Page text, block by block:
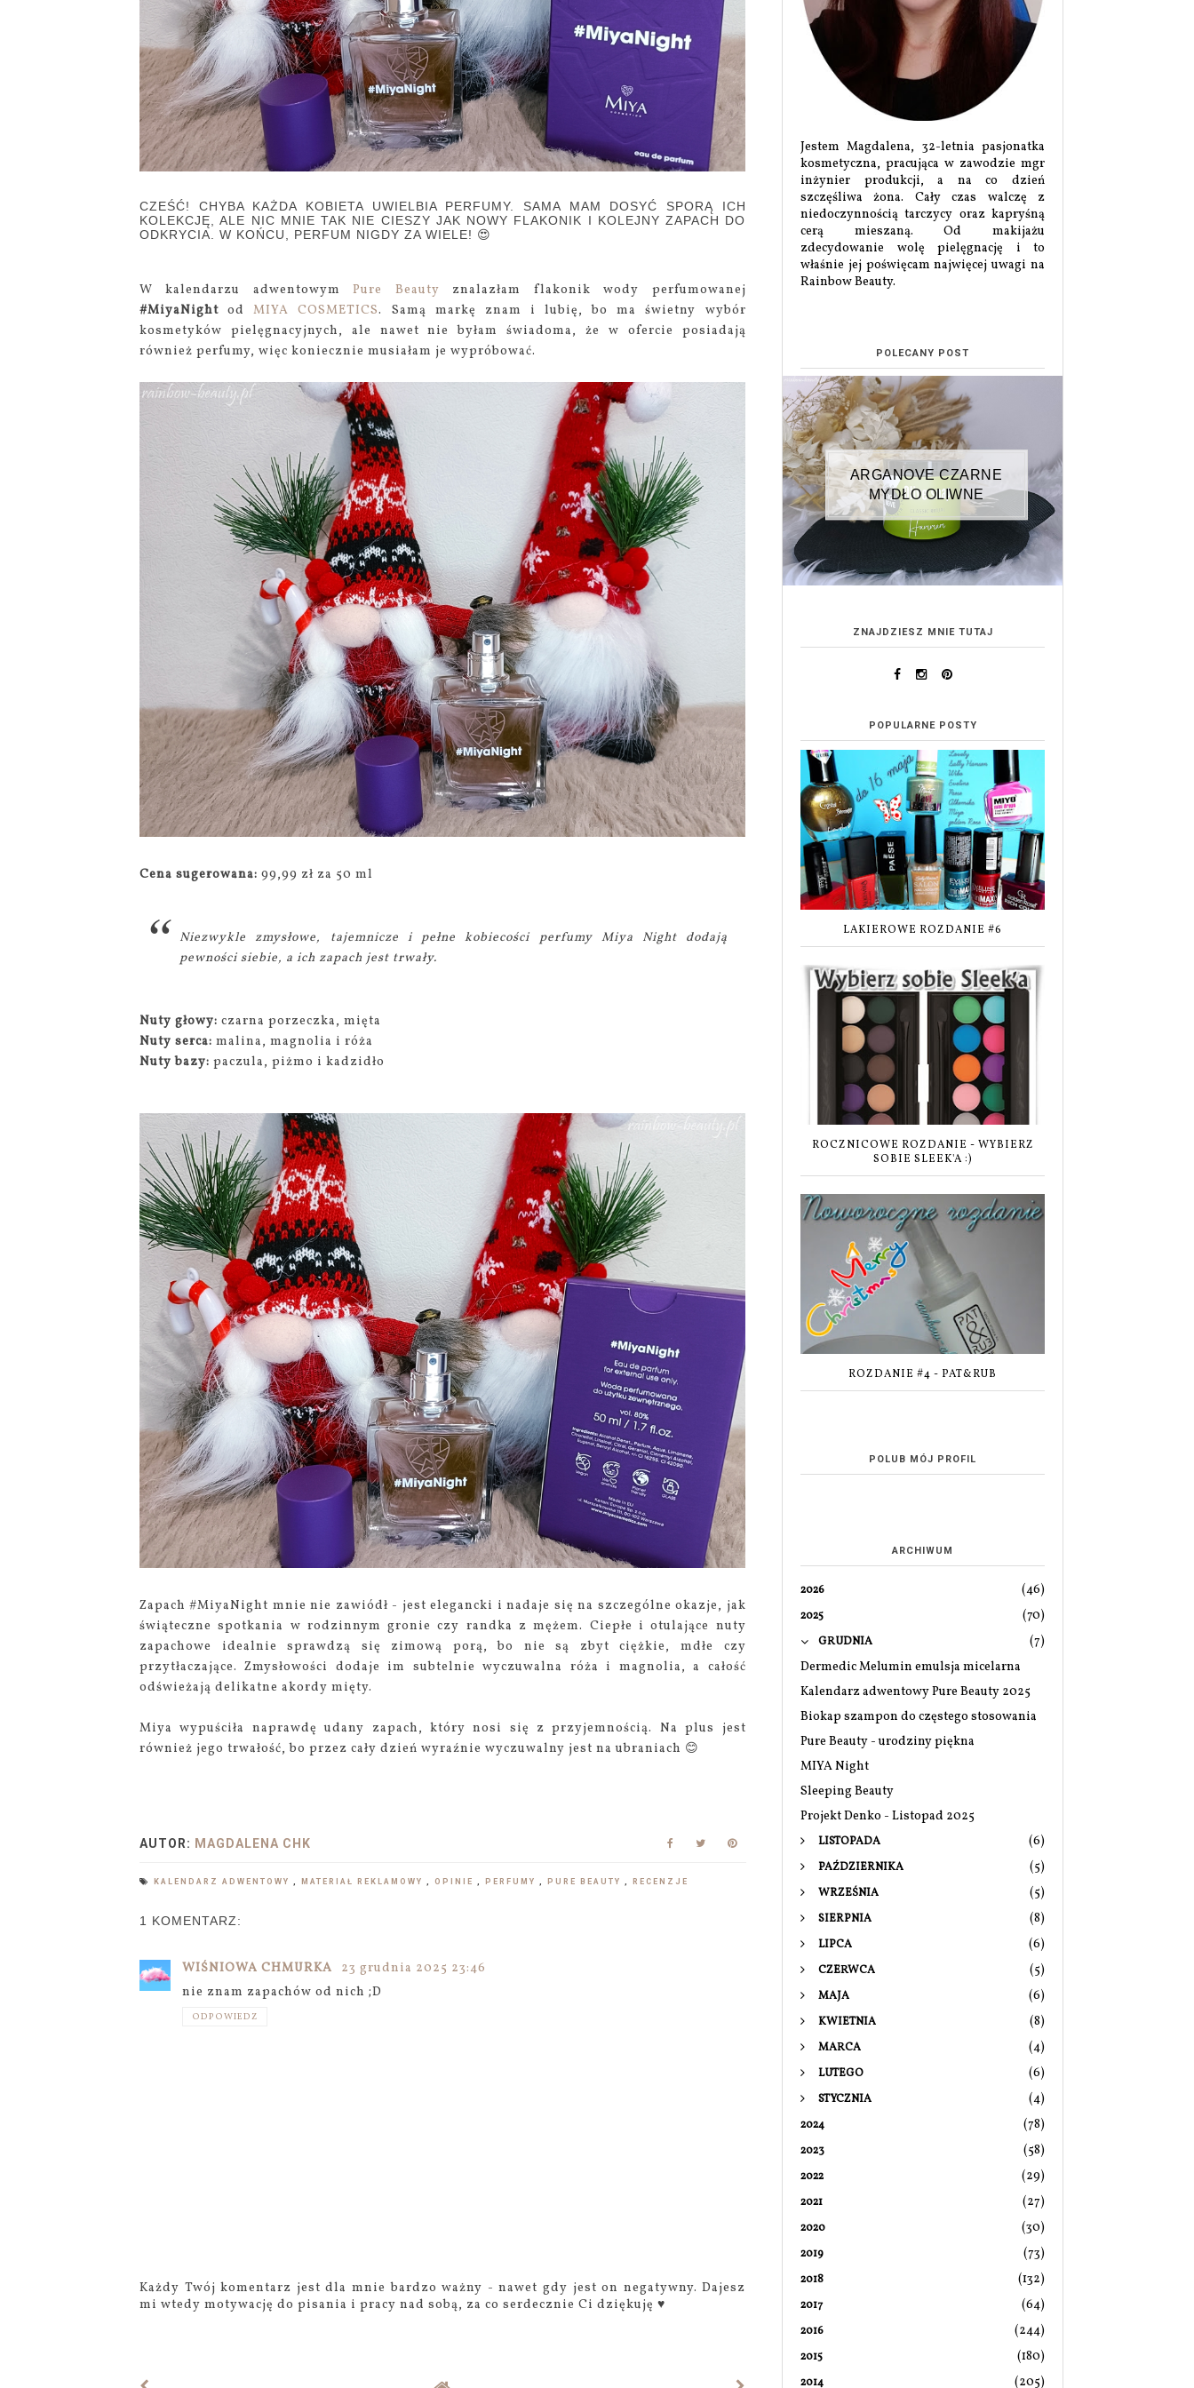
CZEŚĆ! CHYBA KAŻDA KOBIETA UWIELBIA PERFUMY. SAMA MAM DOSYĆ SPORĄ ICH
KOLEKCJĘ, ALE NIC MNIE TAK NIE CIESZY JAK NOWY FLAKONIK I KOLEJNY ZAPACH DO
ODKRYCIA. W KOŃCU, PERFUM NIGDY ZA WIELE! 😍
W kalendarzu adwentowymPure Beauty znalazłam flakonik wody perfumowanej
#MiyaNight odMIYA COSMETICS. Samą markę znam i lubię, bo ma świetny wybór
kosmetyków pielęgnacyjnych, ale nawet nie byłam świadoma, że w ofercie posiadają
również perfumy, więc koniecznie musiałam je wypróbować.
Cena sugerowana: 99,99 zł za 50 ml
Niezwykle zmysłowe, tajemnicze i pełne kobiecości perfumy Miya Night dodają
pewności siebie, a ich zapach jest trwały.
Nuty głowy: czarna porzeczka, mięta
Nuty serca: malina, magnolia i róża
Nuty bazy: paczula, piżmo i kadzidło
Zapach #MiyaNight mnie nie zawiódł - jest elegancki i nadaje się na szczególne okazje, jak
świąteczne spotkania w rodzinnym gronie czy randka z mężem. Ciepłe i otulające nuty
zapachowe idealnie sprawdzą się zimową porą, bo nie są zbyt ciężkie, mdłe czy
przytłaczające. Zmysłowości dodaje im subtelnie wyczuwalna róża i magnolia, a całość
odświeżają delikatne akordy mięty.
Miya wypuściła naprawdę udany zapach, który nosi się z przyjemnością. Na plus jest
również jego trwałość, bo przez cały dzień wyraźnie wyczuwalny jest na ubraniach 😊
AUTOR: MAGDALENA CHK
KALENDARZ ADWENTOWY MATERIAŁ REKLAMOWY OPINIE PERFUMY PURE BEAUTY RECENZJE
1 KOMENTARZ:
WIŚNIOWA CHMURKA
23 grudnia 2025 23:46
nie znam zapachów od nich ;D
ODPOWIEDZ
Każdy Twój komentarz jest dla mnie bardzo ważny - nawet gdy jest on negatywny. Dajesz
mi wtedy motywację do pisania i pracy nad sobą, za co serdecznie Ci dziękuję ♥
Jestem Magdalena, 32-letnia pasjonatka
kosmetyczna, pracująca w zawodzie mgr
inżynier produkcji, a na co dzień
szczęśliwa żona. Cały czas walczę z
niedoczynnością tarczycy oraz kapryśną
cerą mieszaną. Od makijażu
zdecydowanie wolę pielęgnację i to
właśnie jej poświęcam najwięcej uwagi na
Rainbow Beauty.
POLECANY POST
ARGANOVE CZARNE
MYDŁO OLIWNE
ZNAJDZIESZ MNIE TUTAJ
POPULARNE POSTY
LAKIEROWE ROZDANIE #6
ROCZNICOWE ROZDANIE - WYBIERZ
SOBIE SLEEK'A :)
ROZDANIE #4 - PAT&RUB
POLUB MÓJ PROFIL
ARCHIWUM
2026 (46)
2025 (70)
GRUDNIA
(7)
Dermedic Melumin emulsja micelarna
Kalendarz adwentowy Pure Beauty 2025
Biokap szampon do częstego stosowania
Pure Beauty - urodziny piękna
MIYA Night
Sleeping Beauty
Projekt Denko - Listopad 2025
LISTOPADA (6)
PAŹDZIERNIKA (5)
WRZEŚNIA (5)
SIERPNIA (8)
LIPCA (6)
CZERWCA (5)
MAJA (6)
KWIETNIA (8)
MARCA (4)
LUTEGO (6)
STYCZNIA (4)
2024 (78)
2023 (58)
2022 (29)
2021 (27)
2020 (30)
2019 (73)
2018 (132)
2017 (64)
2016 (244)
2015 (180)
2014 (205)